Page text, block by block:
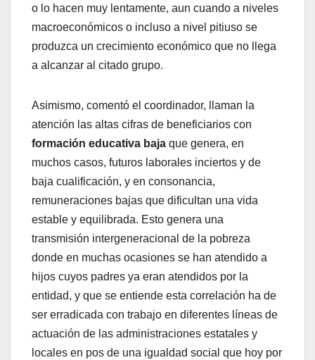
o lo hacen muy lentamente, aun cuando a niveles
macroeconómicos o incluso a nivel pitiuso se
produzca un crecimiento económico que no llega
a alcanzar al citado grupo.
Asimismo, comentó el coordinador, llaman la
atención las altas cifras de beneficiarios con
formación educativa baja que genera, en
muchos casos, futuros laborales inciertos y de
baja cualificación, y en consonancia,
remuneraciones bajas que dificultan una vida
estable y equilibrada. Esto genera una
transmisión intergeneracional de la pobreza
donde en muchas ocasiones se han atendido a
hijos cuyos padres ya eran atendidos por la
entidad, y que se entiende esta correlación ha de
ser erradicada con trabajo en diferentes líneas de
actuación de las administraciones estatales y
locales en pos de una igualdad social que hoy por